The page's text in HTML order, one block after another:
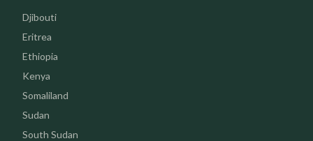
Djibouti
Eritrea
Ethiopia
Kenya
Somaliland
Sudan
South Sudan